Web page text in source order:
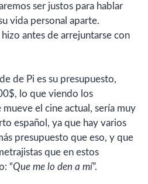
ser justos para hablar
vida personal aparte.
antes de arrejuntarse con
de Pi es su presupuesto,
lo que viendo los
el cine actual, sería muy
español, ya que hay varios
presupuesto que eso, y que
que en estos
“Que me lo den a mí”.